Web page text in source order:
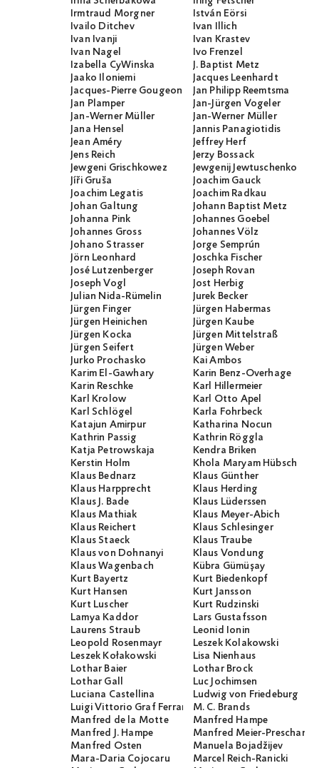
Irmtraud Morgner
István Eörsi
Ivailo Ditchev
Ivan Illich
Ivan Ivanji
Ivan Krastev
Ivan Nagel
Ivo Frenzel
Izabella CyWinska
J. Baptist Metz
Jaako Iloniemi
Jacques Leenhardt
Jacques-Pierre Gougeon
Jan Philipp Reemtsma
Jan Plamper
Jan-Jürgen Vogeler
Jan-Werner Müller
Jan-Werner Müller
Jana Hensel
Jannis Panagiotidis
Jean Améry
Jeffrey Herf
Jens Reich
Jerzy Bossack
Jewgeni Grischkowez
Jewgenij Jewtuschenko
Jíři Gruša
Joachim Gauck
Joachim Legatis
Joachim Radkau
Johan Galtung
Johann Baptist Metz
Johanna Pink
Johannes Goebel
Johannes Gross
Johannes Völz
Johano Strasser
Jorge Semprún
Jörn Leonhard
Joschka Fischer
José Lutzenberger
Joseph Rovan
Joseph Vogl
Jost Herbig
Julian Nida-Rümelin
Jurek Becker
Jürgen Finger
Jürgen Habermas
Jürgen Heinichen
Jürgen Kaube
Jürgen Kocka
Jürgen Mittelstraß
Jürgen Seifert
Jürgen Weber
Jurko Prochasko
Kai Ambos
Karim El-Gawhary
Karin Benz-Overhage
Karin Reschke
Karl Hillermeier
Karl Krolow
Karl Otto Apel
Karl Schlögel
Karla Fohrbeck
Katajun Amirpur
Katharina Nocun
Kathrin Passig
Kathrin Röggla
Katja Petrowskaja
Kendra Briken
Kerstin Holm
Khola Maryam Hübsch
Klaus Bednarz
Klaus Günther
Klaus Harpprecht
Klaus Herding
Klaus J. Bade
Klaus Lüderssen
Klaus Mathiak
Klaus Meyer-Abich
Klaus Reichert
Klaus Schlesinger
Klaus Staeck
Klaus Traube
Klaus von Dohnanyi
Klaus Vondung
Klaus Wagenbach
Kübra Gümüşay
Kurt Bayertz
Kurt Biedenkopf
Kurt Hansen
Kurt Jansson
Kurt Luscher
Kurt Rudzinski
Lamya Kaddor
Lars Gustafsson
Laurens Straub
Leonid Ionin
Leopold Rosenmayr
Leszek Kolakowski
Leszek Kołakowski
Lisa Nienhaus
Lothar Baier
Lothar Brock
Lothar Gall
Luc Jochimsen
Luciana Castellina
Ludwig von Friedeburg
Luigi Vittorio Graf Ferraris
M. C. Brands
Manfred de la Motte
Manfred Hampe
Manfred J. Hampe
Manfred Meier-Preschany
Manfred Osten
Manuela Bojadžijev
Mara-Daria Cojocaru
Marcel Reich-Ranicki